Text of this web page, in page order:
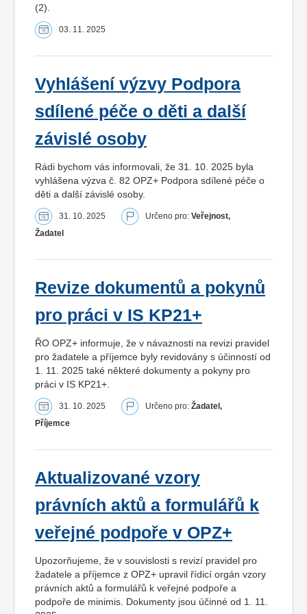
(2).
03. 11. 2025
Vyhlášení výzvy Podpora
sdílené péče o děti a další
závislé osoby
Rádi bychom vás informovali, že 31. 10. 2025 byla
vyhlášena výzva č. 82 OPZ+ Podpora sdílené péče o
děti a další závislé osoby.
31. 10. 2025 Určeno pro: Veřejnost,
Žadatel
Revize dokumentů a pokynů
pro práci v IS KP21+
ŘO OPZ+ informuje, že v návaznosti na revizi pravidel
pro žadatele a příjemce byly revidovány s účinností od
1. 11. 2025 také některé dokumenty a pokyny pro
práci v IS KP21+.
31. 10. 2025 Určeno pro: Žadatel,
Příjemce
Aktualizované vzory
právních aktů a formulářů k
veřejné podpoře v OPZ+
Upozorňujeme, že v souvislosti s revizí pravidel pro
žadatele a příjemce z OPZ+ upravil řídicí orgán vzory
právních aktů a formulářů k veřejné podpoře a
podpoře de minimis. Dokumenty jsou účinné od 1. 11.